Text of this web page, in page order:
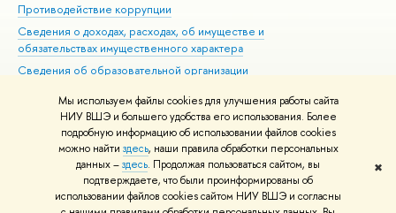
Мы используем файлы cookies для улучшения работы сайта
НИУ ВШЭ и большего удобства его использования. Более
подробную информацию об использовании файлов cookies
можно найти здесь, наши правила обработки персональных
данных –здесь. Продолжая пользоваться сайтом, вы
подтверждаете, что были проинформированы об
использовании файлов cookies сайтом НИУ ВШЭ и согласны
✖
Противодействие коррупции
Сведения о доходах, расходах, об имуществе и
обязательствах имущественного характера
Сведения об образовательной организации
Людям с ограниченными возможностями здоровья
Единая платежная страница
Работа в Вышке
© НИУ ВШЭ 1993–2026 Адреса и контакты Условия использования